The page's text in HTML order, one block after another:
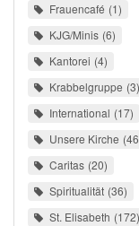
Frauencafé 1
KJG/Minis 6
Kantorei 4
Krabbelgruppe 3
International 17
Unsere Kirche 46
Caritas 20
Spiritualität 36
St. Elisabeth 172